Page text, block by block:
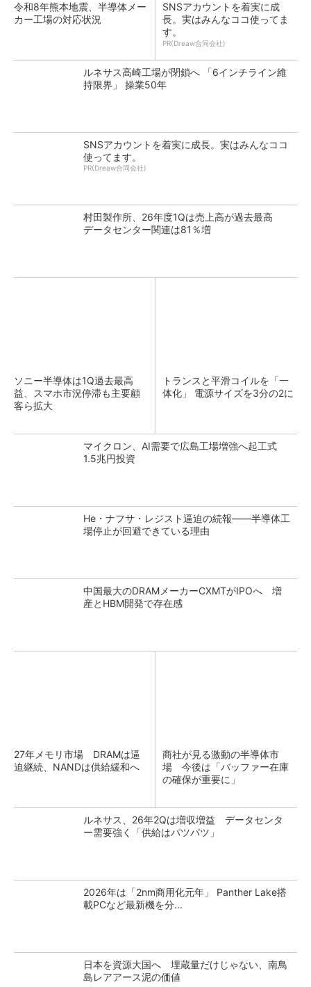
令和8年熊本地震、半導体メー
カー工場の対応状況
SNSアカウントを着実に成
長。実はみんなココ使ってま
す。
PR(Dreaw合同会社)
ルネサス高崎工場が閉鎖へ 「6インチライン維
持限界」 操業50年
SNSアカウントを着実に成長。実はみんなココ
使ってます。
PR(Dreaw合同会社)
村田製作所、26年度1Qは売上高が過去最高
データセンター関連は81％増
ソニー半導体は1Q過去最高
益、スマホ市況停滞も主要顧
客ら拡大
トランスと平滑コイルを「一
体化」 電源サイズを3分の2に
マイクロン、AI需要で広島工場増強へ起工式
1.5兆円投資
He・ナフサ・レジスト逼迫の続報――半導体工
場停止が回避できている理由
中国最大のDRAMメーカーCXMTがIPOへ 増
産とHBM開発で存在感
27年メモリ市場 DRAMは逼
迫継続、NANDは供給緩和へ
商社が見る激動の半導体市
場 今後は「バッファー在庫
の確保が重要に」
ルネサス、26年2Qは増収増益 データセンタ
ー需要強く「供給はパツパツ」
2026年は「2nm商用化元年」 Panther Lake搭
載PCなど最新機を分...
日本を資源大国へ 埋蔵量だけじゃない、南鳥
島レアアース泥の価値